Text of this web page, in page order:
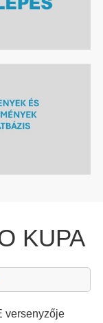
KUPA
versenyzője